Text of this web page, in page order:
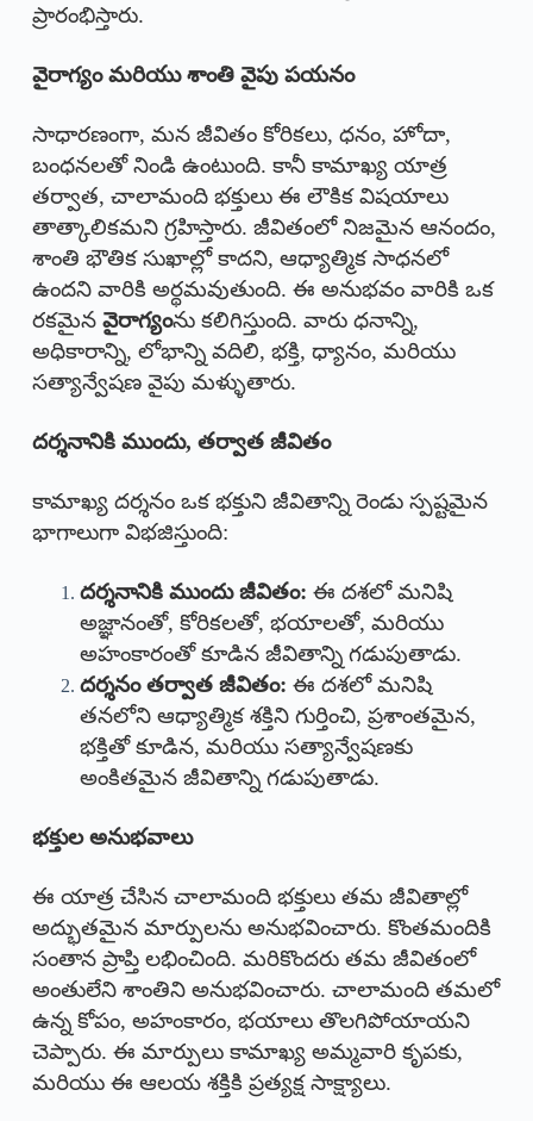
ప్రారంభిస్తారు.
వైరాగ్యం మరియు శాంతి వైపు పయనం
సాధారణంగా, మన జీవితం కోరికలు, ధనం, హోదా,
బంధనలతో నిండి ఉంటుంది. కానీ కామాఖ్య యాత్ర
తర్వాత, చాలామంది భక్తులు ఈ లౌకిక విషయాలు
తాత్కాలికమని గ్రహిస్తారు. జీవితంలో నిజమైన ఆనందం,
శాంతి భౌతిక సుఖాల్లో కాదని, ఆధ్యాత్మిక సాధనలో
ఉందని వారికి అర్థమవుతుంది. ఈ అనుభవం వారికి ఒక
రకమైన వైరాగ్యంను కలిగిస్తుంది. వారు ధనాన్ని,
అధికారాన్ని, లోభాన్ని వదిలి, భక్తి, ధ్యానం, మరియు
సత్యాన్వేషణ వైపు మళ్ళుతారు.
దర్శనానికి ముందు, తర్వాత జీవితం
కామాఖ్య దర్శనం ఒక భక్తుని జీవితాన్ని రెండు స్పష్టమైన
భాగాలుగా విభజిస్తుంది:
దర్శనానికి ముందు జీవితం: ఈ దశలో మనిషి
అజ్ఞానంతో, కోరికలతో, భయాలతో, మరియు
అహంకారంతో కూడిన జీవితాన్ని గడుపుతాడు.
దర్శనం తర్వాత జీవితం: ఈ దశలో మనిషి
తనలోని ఆధ్యాత్మిక శక్తిని గుర్తించి, ప్రశాంతమైన,
భక్తితో కూడిన, మరియు సత్యాన్వేషణకు
అంకితమైన జీవితాన్ని గడుపుతాడు.
భక్తుల అనుభవాలు
ఈ యాత్ర చేసిన చాలామంది భక్తులు తమ జీవితాల్లో
అద్భుతమైన మార్పులను అనుభవించారు. కొంతమందికి
సంతాన ప్రాప్తి లభించింది. మరికొందరు తమ జీవితంలో
అంతులేని శాంతిని అనుభవించారు. చాలామంది తమలో
ఉన్న కోపం, అహంకారం, భయాలు తొలగిపోయాయని
చెప్పారు. ఈ మార్పులు కామాఖ్య అమ్మవారి కృపకు,
మరియు ఈ ఆలయ శక్తికి ప్రత్యక్ష సాక్ష్యాలు.